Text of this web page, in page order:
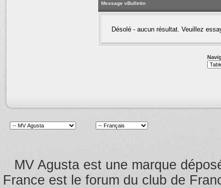
Message vBulletin
Désolé - aucun résultat. Veuillez
MV Agusta est une marque
France est le forum du club de